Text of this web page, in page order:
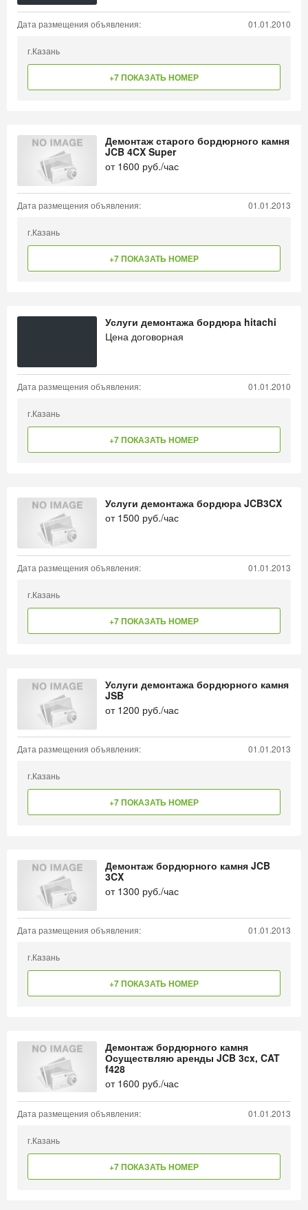
Дата размещения объявления: 01.01.2010
г.Казань
+7 ПОКАЗАТЬ НОМЕР
Демонтаж старого бордюрного камня
JCB 4CX Super
от 1600 руб./час
Дата размещения объявления: 01.01.2013
г.Казань
+7 ПОКАЗАТЬ НОМЕР
Услуги демонтажа бордюра hitachi
Цена договорная
Дата размещения объявления: 01.01.2010
г.Казань
+7 ПОКАЗАТЬ НОМЕР
Услуги демонтажа бордюра JCB3CX
от 1500 руб./час
Дата размещения объявления: 01.01.2013
г.Казань
+7 ПОКАЗАТЬ НОМЕР
Услуги демонтажа бордюрного камня
JSB
от 1200 руб./час
Дата размещения объявления: 01.01.2013
г.Казань
+7 ПОКАЗАТЬ НОМЕР
Демонтаж бордюрного камня JCB
3CX
от 1300 руб./час
Дата размещения объявления: 01.01.2013
г.Казань
+7 ПОКАЗАТЬ НОМЕР
Демонтаж бордюрного камня
Осуществляю аренды JCB 3cx, CAT
f428
от 1600 руб./час
Дата размещения объявления: 01.01.2013
г.Казань
+7 ПОКАЗАТЬ НОМЕР